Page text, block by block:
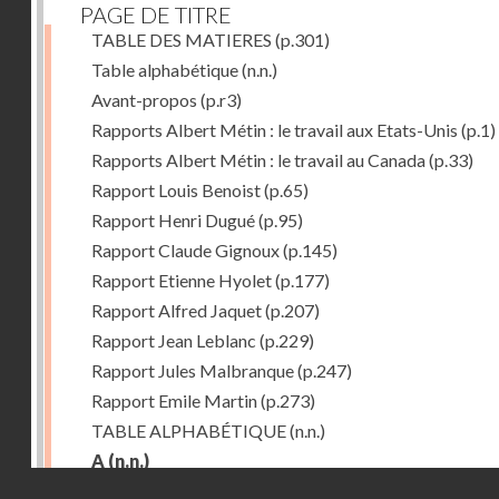
PAGE DE TITRE
TABLE DES MATIERES (p.301)
Table alphabétique(n.n.)
Avant-propos (p.r3)
Rapports Albert Métin : le travail aux Etats-Unis (p.1)
Rapports Albert Métin : le travail au Canada(p.33)
Rapport Louis Benoist(p.65)
Rapport Henri Dugué(p.95)
Rapport Claude Gignoux(p.145)
Rapport Etienne Hyolet(p.177)
Rapport Alfred Jaquet(p.207)
Rapport Jean Leblanc (p.229)
Rapport Jules Malbranque(p.247)
Rapport Emile Martin(p.273)
TABLE ALPHABÉTIQUE(n.n.)
A (n.n.)